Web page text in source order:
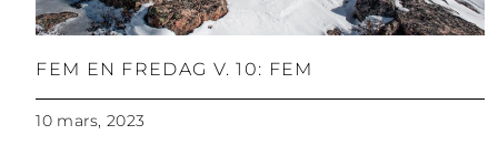
FEM EN FREDAG V. 10: FEM
10 mars, 2023